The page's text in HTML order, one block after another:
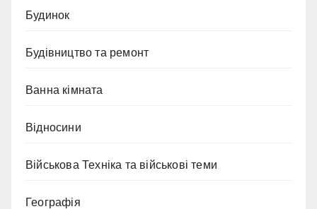
Будинок
Будівництво та ремонт
Ванна кімната
Відносини
Військова Техніка та військові теми
Географія